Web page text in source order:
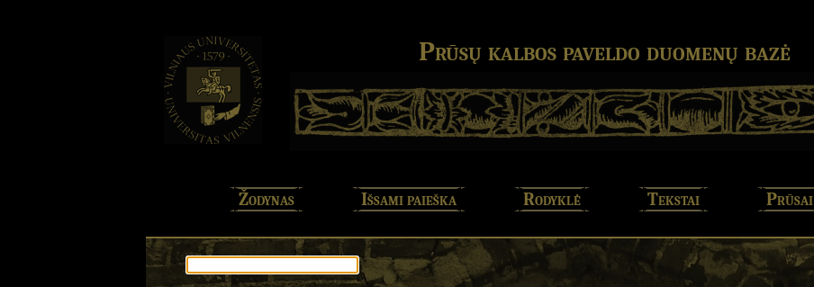
Prūsų kalbos paveldo duomenų bazė
Žodynas Išsami paieška Rodyklė Tekstai Prūsai